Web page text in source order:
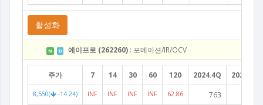
활성화
N D 에이프로 (262260) : 포메이션/IR/OCV
주가 7 14 30 60 120 2024.4Q 2025.1Q
8,550( -14.24) INF INF INF INF 62.86 763